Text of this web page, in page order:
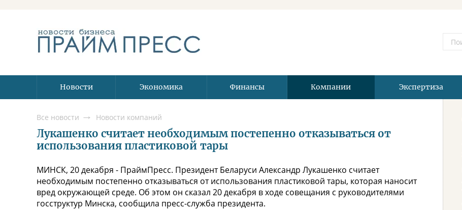
Новости Экономика Финансы Компании Экспертиза
Все новости Новости компаний
Лукашенко считает необходимым постепенно отказываться от
использования пластиковой тары
МИНСК, 20 декабря - ПраймПресс. Президент Беларуси Александр Лукашенко считает
необходимым постепенно отказываться от использования пластиковой тары, которая наносит
вред окружающей среде. Об этом он сказал 20 декабря в ходе совещания с руководителями
госструктур Минска, сообщила пресс-служба президента.